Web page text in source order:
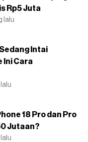
Rp5 Juta
lalu
Intai
Ini Cara
lalu
18 Pro dan Pro
Jutaan?
lalu